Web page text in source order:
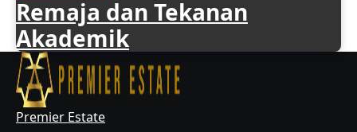
Remaja dan Tekanan
Akademik
Premier Estate